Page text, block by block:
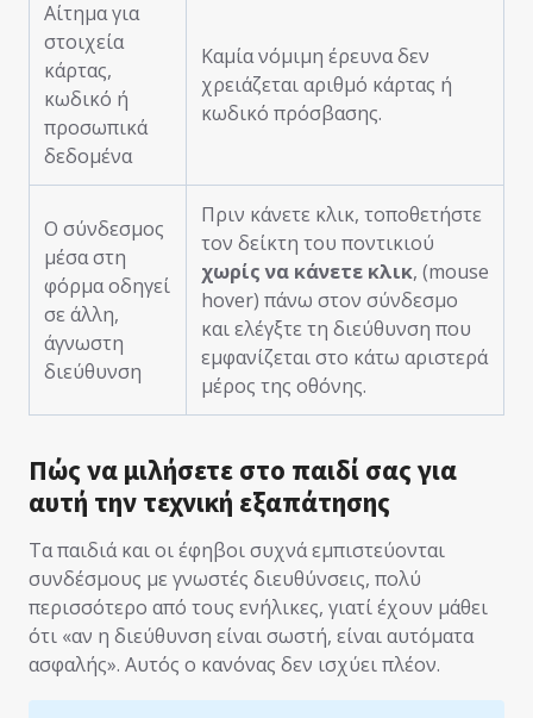
Αίτημα για
στοιχεία
κάρτας,
κωδικό ή
προσωπικά
δεδομένα
Καμία νόμιμη έρευνα δεν
χρειάζεται αριθμό κάρτας ή
κωδικό πρόσβασης.
Ο σύνδεσμος
μέσα στη
φόρμα οδηγεί
σε άλλη,
άγνωστη
διεύθυνση
Πριν κάνετε κλικ, τοποθετήστε
τον δείκτη του ποντικιού
χωρίς να κάνετε κλικ, (mouse
hover) πάνω στον σύνδεσμο
και ελέγξτε τη διεύθυνση που
εμφανίζεται στο κάτω αριστερά
μέρος της οθόνης.
Πώς να μιλήσετε στο παιδί σας για
αυτή την τεχνική εξαπάτησης
Τα παιδιά και οι έφηβοι συχνά εμπιστεύονται
συνδέσμους με γνωστές διευθύνσεις, πολύ
περισσότερο από τους ενήλικες, γιατί έχουν μάθει
ότι «αν η διεύθυνση είναι σωστή, είναι αυτόματα
ασφαλής». Αυτός ο κανόνας δεν ισχύει πλέον.